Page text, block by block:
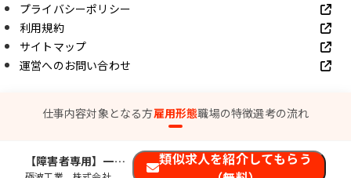
仕事内容対象となる方雇用形態職場の特徴選考の流れ
【障害者専用】一般事務
類似求人を紹介してもらう
プライバシーポリシー
利用規約
サイトマップ
運営へのお問い合わせ